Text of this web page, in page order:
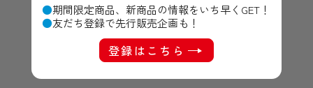
期間限定商品、新商品の情報をいち早くGET！
友だち登録で先行販売企画も！
登録はこちら
カートに入れる